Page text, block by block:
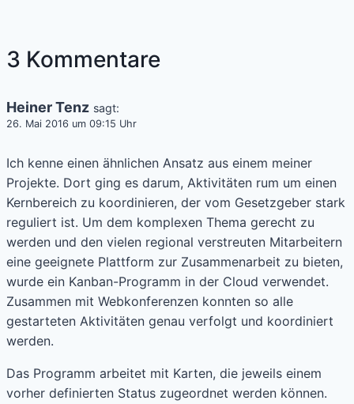
3 Kommentare
Heiner Tenz sagt:
26. Mai 2016 um 09:15 Uhr
Ich kenne einen ähnlichen Ansatz aus einem meiner
Projekte. Dort ging es darum, Aktivitäten rum um einen
Kernbereich zu koordinieren, der vom Gesetzgeber stark
reguliert ist. Um dem komplexen Thema gerecht zu
werden und den vielen regional verstreuten Mitarbeitern
eine geeignete Plattform zur Zusammenarbeit zu bieten,
wurde ein Kanban-Programm in der Cloud verwendet.
Zusammen mit Webkonferenzen konnten so alle
gestarteten Aktivitäten genau verfolgt und koordiniert
werden.
Das Programm arbeitet mit Karten, die jeweils einem
vorher definierten Status zugeordnet werden können.